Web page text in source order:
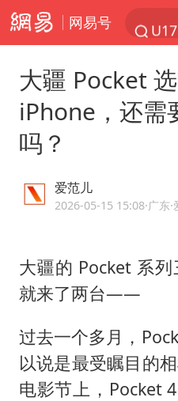
网易号
对
8
看
大疆 Pocket
iPhone，还需
吗？
爱范儿
2026-05-15 15:08·广东
大疆的 Pocket 系
就来了两台——
过去一个多月，
以说是最受瞩目的
电影节上，Pocket